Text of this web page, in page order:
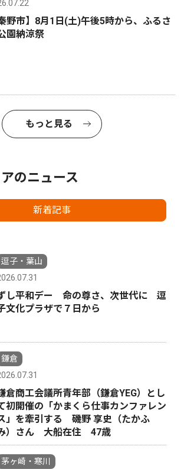
秦野市】8月1日(土)午後5時から、ふるさ
園納涼祭
もっと見る
のニュース
新着記事
逗子・葉山
し平和デー 命の尊さ、次世代に 逗
文化プラザで７日から
鎌倉
倉商工会議所青年部（鎌倉YEG）とし
初開催の「かまくら仕事カンファレン
」を牽引する 磯野 享史（たかふ
）さん 大船在住 47歳
茅ヶ崎・寒川